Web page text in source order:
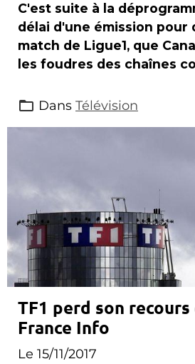
C'est suite à la
délai d'une émission pour
match de Ligue1, que
les foudres des chaînes
Dans Télévision
TF1 perd son
France Info
Le 15/11/2017